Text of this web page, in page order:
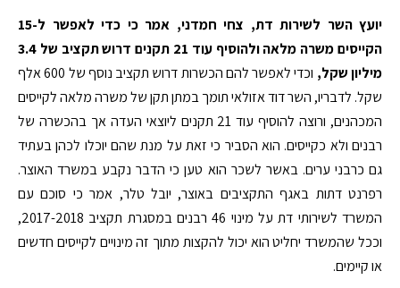
יועץ השר לשירות דת, צחי חמדני, אמר כי כדי לאפשר ל-15
הקייסים משרה מלאה ולהוסיף עוד 21 תקנים דרוש תקציב של 3.4
מיליון שקל,
וכדי לאפשר להם הכשרות דרוש תקציב נוסף של 600 אלף
שקל. לדבריו, השר דוד אזולאי תומך במתן תקן של משרה מלאה לקייסים
המכהנים, ורוצה להוסיף עוד 21 תקנים ליוצאי העדה אך בהכשרה של
רבנים ולא כקייסים. הוא הסביר כי זאת על מנת שהם יוכלו לכהן בעתיד
גם כרבני ערים. באשר לשכר הוא טען כי הדבר נקבע במשרד האוצר.
רפרנט דתות באגף התקציבים באוצר, יובל טלר, אמר כי סוכם עם
המשרד לשירותי דת על מינוי 46 רבנים במסגרת תקציב 2017-2018,
וככל שהמשרד יחליט הוא יכול להקצות מתוך זה מינויים לקייסים חדשים
או קיימים.